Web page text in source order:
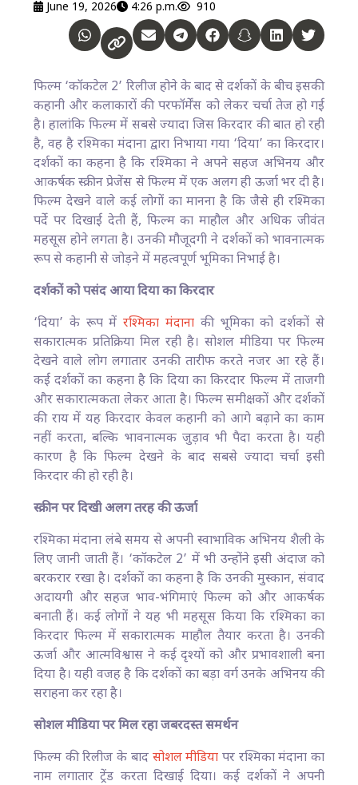
June 19, 2026 4:26 p.m. 910
फिल्म ‘कॉकटेल 2’ रिलीज होने के बाद से दर्शकों के बीच इसकी
कहानी और कलाकारों की परफॉर्मेंस को लेकर चर्चा तेज हो गई
है। हालांकि फिल्म में सबसे ज्यादा जिस किरदार की बात हो रही
है, वह है रश्मिका मंदाना द्वारा निभाया गया ‘दिया’ का किरदार।
दर्शकों का कहना है कि रश्मिका ने अपने सहज अभिनय और
आकर्षक स्क्रीन प्रेजेंस से फिल्म में एक अलग ही ऊर्जा भर दी है।
फिल्म देखने वाले कई लोगों का मानना है कि जैसे ही रश्मिका
पर्दे पर दिखाई देती हैं, फिल्म का माहौल और अधिक जीवंत
महसूस होने लगता है। उनकी मौजूदगी ने दर्शकों को भावनात्मक
रूप से कहानी से जोड़ने में महत्वपूर्ण भूमिका निभाई है।
दर्शकों को पसंद आया दिया का किरदार
‘दिया’ के रूप में रश्मिका मंदाना की भूमिका को दर्शकों से
सकारात्मक प्रतिक्रिया मिल रही है। सोशल मीडिया पर फिल्म
देखने वाले लोग लगातार उनकी तारीफ करते नजर आ रहे हैं।
कई दर्शकों का कहना है कि दिया का किरदार फिल्म में ताजगी
और सकारात्मकता लेकर आता है। फिल्म समीक्षकों और दर्शकों
की राय में यह किरदार केवल कहानी को आगे बढ़ाने का काम
नहीं करता, बल्कि भावनात्मक जुड़ाव भी पैदा करता है। यही
कारण है कि फिल्म देखने के बाद सबसे ज्यादा चर्चा इसी
किरदार की हो रही है।
स्क्रीन पर दिखी अलग तरह की ऊर्जा
रश्मिका मंदाना लंबे समय से अपनी स्वाभाविक अभिनय शैली के
लिए जानी जाती हैं। ‘कॉकटेल 2’ में भी उन्होंने इसी अंदाज को
बरकरार रखा है। दर्शकों का कहना है कि उनकी मुस्कान, संवाद
अदायगी और सहज भाव-भंगिमाएं फिल्म को और आकर्षक
बनाती हैं। कई लोगों ने यह भी महसूस किया कि रश्मिका का
किरदार फिल्म में सकारात्मक माहौल तैयार करता है। उनकी
ऊर्जा और आत्मविश्वास ने कई दृश्यों को और प्रभावशाली बना
दिया है। यही वजह है कि दर्शकों का बड़ा वर्ग उनके अभिनय की
सराहना कर रहा है।
सोशल मीडिया पर मिल रहा जबरदस्त समर्थन
फिल्म की रिलीज के बाद सोशल मीडिया पर रश्मिका मंदाना का
नाम लगातार ट्रेंड करता दिखाई दिया। कई दर्शकों ने अपनी